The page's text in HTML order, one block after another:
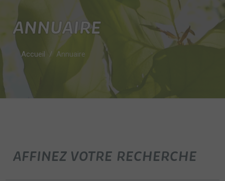
ANNUAIRE
Accueil Annuaire
AFFINEZ VOTRE RECHERCHE